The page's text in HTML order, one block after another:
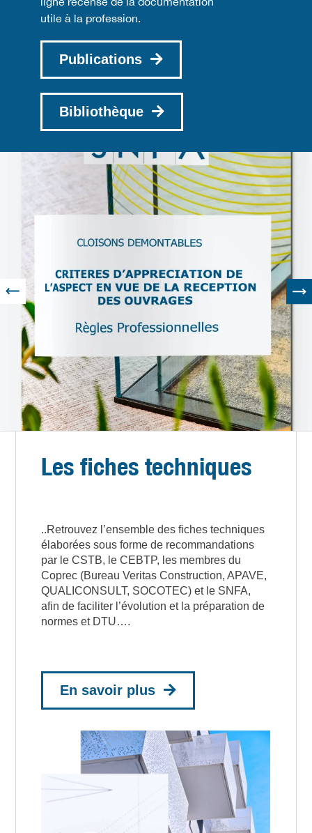
utile à la profession.
Publications
Bibliothèque
Les fiches techniques
..Retrouvez l’ensemble des fiches techniques
élaborées sous forme de recommandations
par le CSTB, le CEBTP, les membres du
Coprec (Bureau Veritas Construction, APAVE,
QUALICONSULT, SOCOTEC) et le SNFA,
afin de faciliter l’évolution et la préparation de
normes et DTU….
En savoir plus